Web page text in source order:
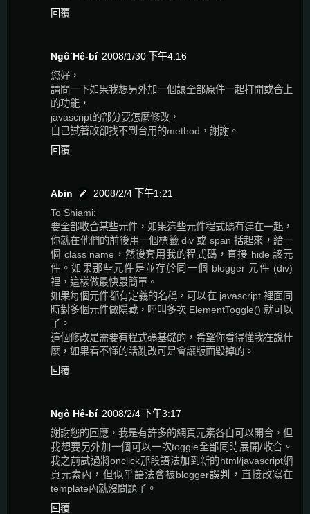
回覆
Ngô͘ Hê-bí 2008/1/30 下午4:16
您好，
請問一下如果我想另外加一個讓全部原件一起打開或合上
的功能，
javascript的部分要怎麼修改，
自己試著改卻找不到合用的method，謝謝。
回覆
Abin
2008/2/4 下午1:21
To Shiami:
要全部收合某些元件，如果這些元件程式碼有連在一起，
你就在他們的前後用一個標籤 div 或 span 括起來，給一
個 class name，然後套用我的程式碼，直接 hide 該元
件。如果那些元件是並存於同一個 blogger 元件 (div)
裡，這樣做最快最簡單。
如果每個元件都有定義的名稱，可以在 javascript 裡面同
時對多個元件做隱藏，呼叫多次 ElementToggle() 就可以
了。
這個修改是需要有程式碼基礎的，希望你看得懂我在說什
麼，如果看不懂的話亂改可是會讓版面毀掉的。
回覆
Ngô͘ Hê-bí 2008/2/4 下午3:17
謝謝您的回應，我是有許多的網頁元素各自可以開合，但
我想要另外加一個可以一次toggle全部同時展開/收合。
我之前試過將onclick那段語法加到新的html/javascript網
頁元素內，但似乎語法會被blogger誤判，直接改寫在
template內就沒問題了。
回覆